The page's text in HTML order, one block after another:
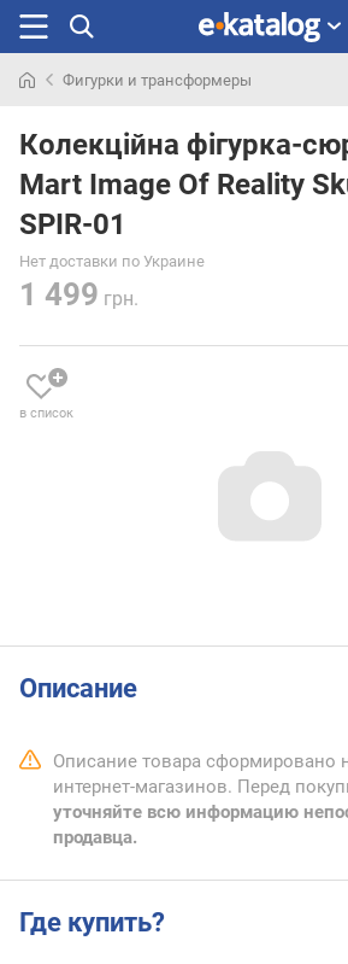
раньше
Фигурки и трансформеры
Колекційна фігурка-
Mart Image Of Reality
SPIR-01
Нет доставки по Украине
1 499 грн.
в список
Описание
Описание товара сформировано
интернет-магазинов. Перед
уточняйте всю информацию
продавца.
Где купить?